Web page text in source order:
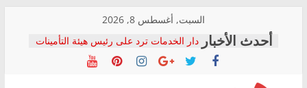
content
السبت, أغسطس 8, 2026
دار الخدمات ترد على رئيس هيئة التأمينات
بعد مؤتمره الصحفي: إنكار الأزمة لا ينهي
معاناة أصحاب المعاشات.. ونطالب بكشف